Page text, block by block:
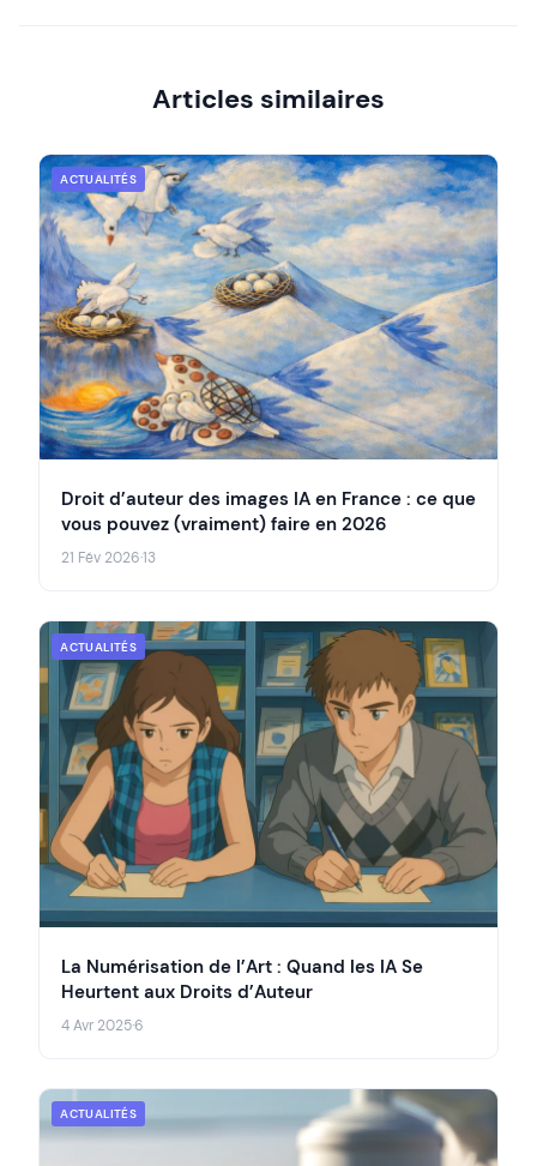
Articles similaires
ACTUALITÉS
Droit d’auteur des images IA en France : ce que
vous pouvez (vraiment) faire en 2026
21 Fév 2026·13
ACTUALITÉS
La Numérisation de l’Art : Quand les IA Se
Heurtent aux Droits d’Auteur
4 Avr 2025·6
ACTUALITÉS